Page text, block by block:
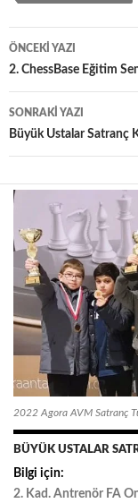
Yazı
dolaşımı
ÖNCEKI YAZI
2. ChessBase Eğitim
SONRAKI YAZI
Büyük Ustalar Satranç
2022 Agora AVM Satranç
BÜYÜK USTALAR
Bilgi için:
2. Kad. Antrenör FA